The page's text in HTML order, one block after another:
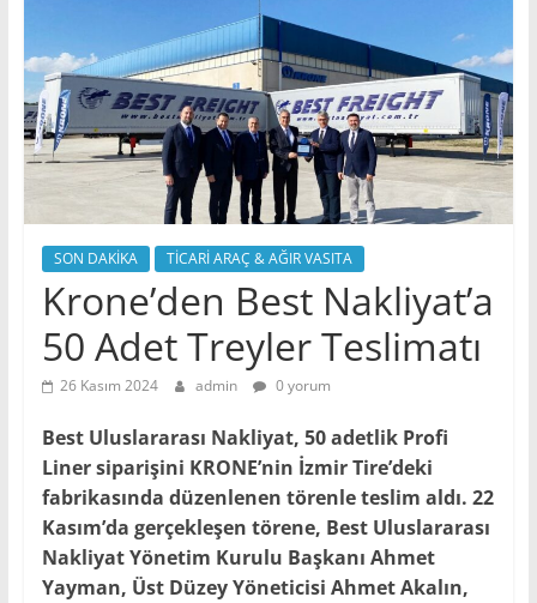
SON DAKİKA TİCARİ ARAÇ & AĞIR VASITA
Krone’den Best Nakliyat’a
50 Adet Treyler Teslimatı
26 Kasım 2024 admin 0 yorum
Best Uluslararası Nakliyat, 50 adetlik Profi
Liner siparişini KRONE’nin İzmir Tire’deki
fabrikasında düzenlenen törenle teslim aldı. 22
Kasım’da gerçekleşen törene, Best Uluslararası
Nakliyat Yönetim Kurulu Başkanı Ahmet
Yayman, Üst Düzey Yöneticisi Ahmet Akalın,